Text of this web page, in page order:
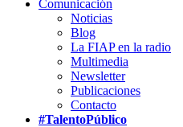
Comunicación
Noticias
Blog
La FIAP en la radio
Multimedia
Newsletter
Publicaciones
Contacto
#TalentoPúblico